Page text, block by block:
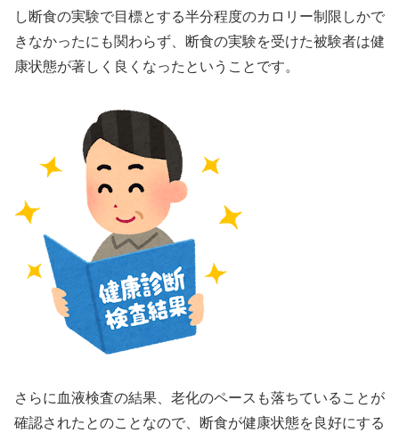
し断食の実験で目標とする半分程度のカロリー制限しかで
きなかったにも関わらず、断食の実験を受けた被験者は健
康状態が著しく良くなったということです。
さらに血液検査の結果、老化のペースも落ちていることが
確認されたとのことなので、断食が健康状態を良好にする